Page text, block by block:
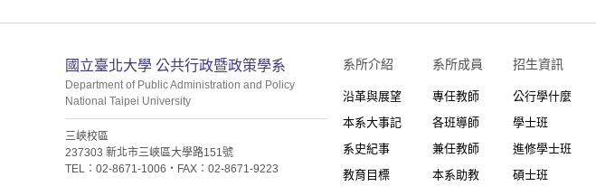
:::
國立臺北大學 公共行政暨政策學系
Department of Public Administration and Policy
National Taipei University
三峽校區
237303 新北市三峽區大學路151號
TEL：02-8671-1006・FAX：02-8671-9223
系所介紹
沿革與展望
本系大事記
系史紀事
教育目標
系所成員
專任教師
各班導師
兼任教師
本系助教
招生資訊
公行學什麼
學士班
進修學士班
碩士班